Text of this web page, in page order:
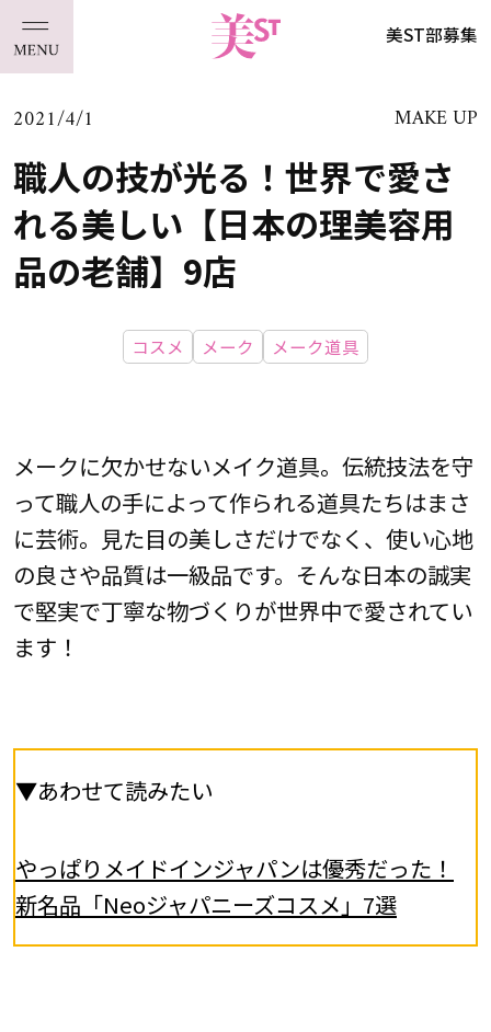
美ST部募集
2021/4/1 MAKE UP
職人の技が光る！世界で愛さ
れる美しい【日本の理美容用
品の老舗】9店
コスメ メーク メーク道具
メークに欠かせないメイク道具。伝統技法を守
って職人の手によって作られる道具たちはまさ
に芸術。見た目の美しさだけでなく、使い心地
の良さや品質は一級品です。そんな日本の誠実
で堅実で丁寧な物づくりが世界中で愛されてい
ます！
▼あわせて読みたい
やっぱりメイドインジャパンは優秀だった！
新名品「Neoジャパニーズコスメ」7選